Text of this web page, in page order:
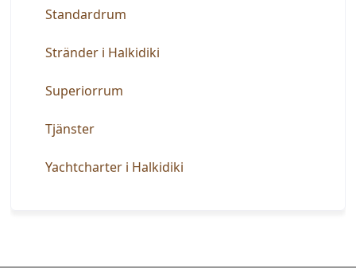
Standardrum
Stränder i Halkidiki
Superiorrum
Tjänster
Yachtcharter i Halkidiki